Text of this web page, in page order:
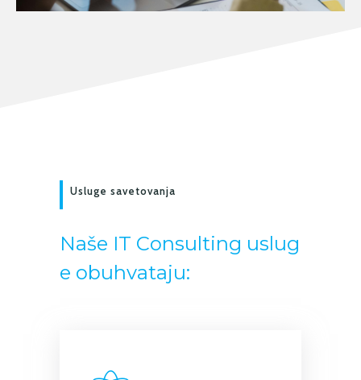
Usluge savetovanja
Naše IT Consulting uslug
e obuhvataju: